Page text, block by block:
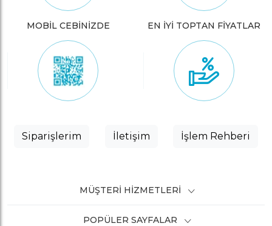
MOBİL CEBİNİZDE EN İYİ TOPTAN FİYATLAR
Siparişlerim İletişim İşlem Rehberi
MÜŞTERI HIZMETLERI
POPÜLER SAYFALAR